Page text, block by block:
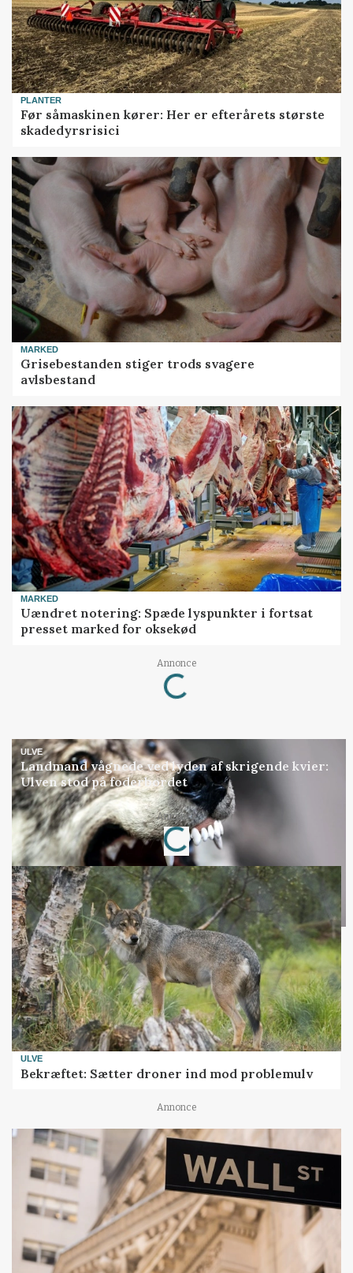
PLANTER
Før såmaskinen kører: Her er efterårets største
skadedyrsrisici
MARKED
Grisebestanden stiger trods svagere
avlsbestand
MARKED
Uændret notering: Spæde lyspunkter i fortsat
presset marked for oksekød
Annonce
Loading...
ULVE
Landmand vågnede ved lyden af skrigende kvier:
Ulven stod på foderbordet
Annonce
Loading...
ULVE
Bekræftet: Sætter droner ind mod problemulv
Annonce